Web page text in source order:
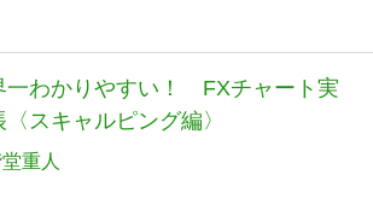
一わかりやすい！ FXチャート実
〈スキャルピング編〉
重人